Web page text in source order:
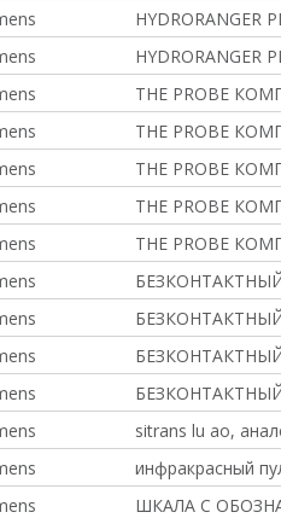
THE PROBE
THE PROBE
THE PROBE
THE PROBE
THE PROBE
sitrans lu ao,
инфракрасный
ШКАЛА С